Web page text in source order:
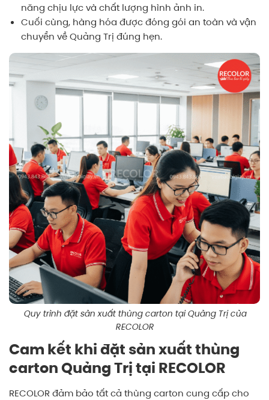
năng chịu lực và chất lượng hình ảnh in.
Cuối cùng, hàng hóa được đóng gói an toàn và vận
chuyển về Quảng Trị đúng hẹn.
Quy trình đặt sản xuất thùng carton tại Quảng Trị của
RECOLOR
Cam kết khi đặt sản xuất thùng
carton Quảng Trị tại RECOLOR
RECOLOR đảm bảo tất cả thùng carton cung cấp cho